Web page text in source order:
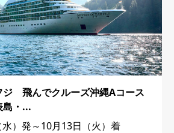
ジ 飛んでクルーズ沖縄Aコース
島・...
）発～10月13日（火）着